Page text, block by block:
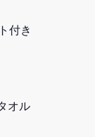
付き
オル